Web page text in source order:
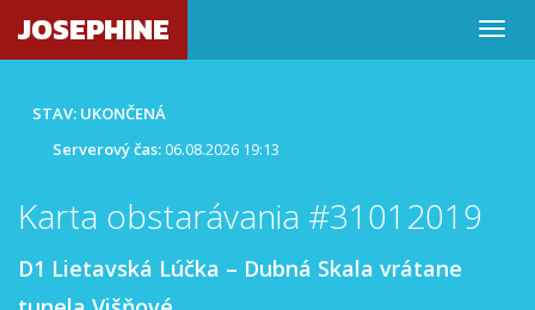
JOSEPHINE
STAV: UKONČENÁ
Serverový čas:06.08.2026 19:13
Karta obstarávania #31012019
D1 Lietavská Lúčka – Dubná Skala vrátane